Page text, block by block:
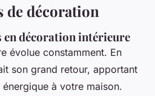
de décoration
en décoration intérieure
évolue constamment. En
son grand retour, apportant
à votre maison.